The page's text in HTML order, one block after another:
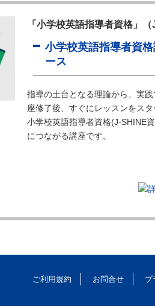
「小学校英語指導者資格」
小学校英語指導者資
ース
指導の土台となる理論から、実
座修了後、すぐにレッスンをスタ
小学校英語指導者資格(J-SHINE
につながる講座です。
ご利用規約 お問合せ プ